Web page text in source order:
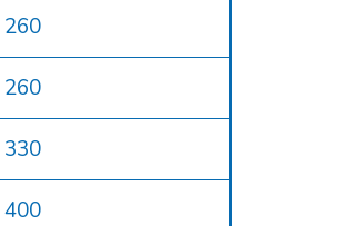
260
260
330
400